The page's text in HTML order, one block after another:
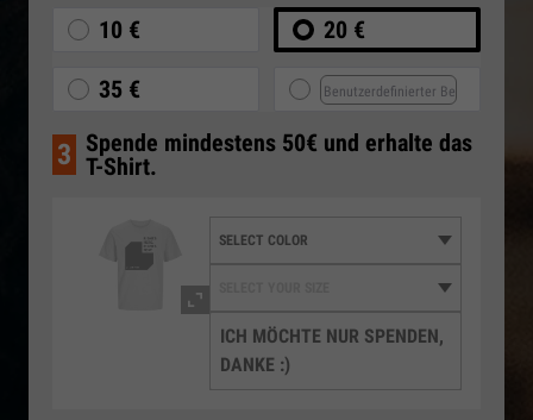
10 € 20 €
35 €
3 Spende mindestens 50€ und erhalte das
T-Shirt.
ICH MÖCHTE NUR SPENDEN,
DANKE :)